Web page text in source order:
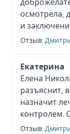
осмотрела,
и
Отзыв:
Екатерина
Елена
разъяснит,
назначит
контролем.
Отзыв: